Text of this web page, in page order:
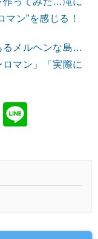
ン”を感じる！
るメルヘンな島…
マン」「実際に